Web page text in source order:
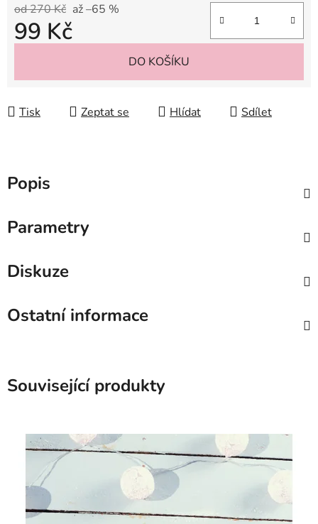
od 270 Kč až –65 %
99 Kč
DO KOŠÍKU
Tisk Zeptat se Hlídat Sdílet
Popis
Parametry
Diskuze
Ostatní informace
Související produkty